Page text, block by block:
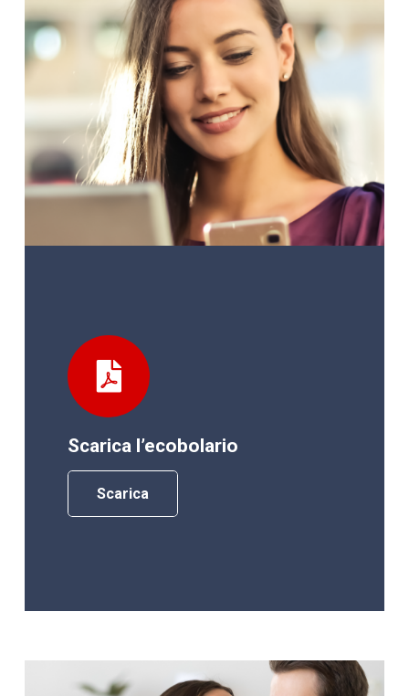
Scarica l’ecobolario
Scarica